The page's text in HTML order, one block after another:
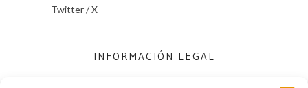
Twitter / X
INFORMACIÓN LEGAL